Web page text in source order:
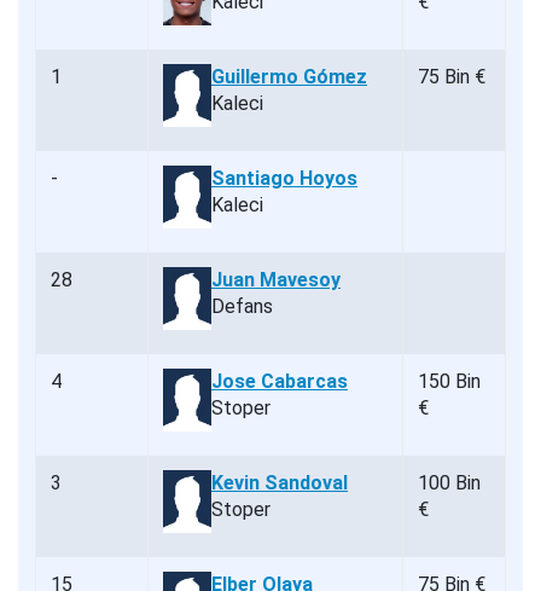
1
Guillermo Gómez
Kaleci
75 Bin €
-
Santiago Hoyos
Kaleci
28
Juan Mavesoy
Defans
4
Jose Cabarcas
Stoper
150 Bin
€
3
Kevin Sandoval
Stoper
100 Bin
€
15 Elber Olaya 75 Bin €